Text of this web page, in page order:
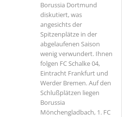
Borussia Dortmund
diskutiert, was
angesichts der
Spitzenplätze in der
abgelaufenen Saison
wenig verwundert. Ihnen
folgen FC Schalke 04,
Eintracht Frankfurt und
Werder Bremen. Auf den
Schlußplätzen liegen
Borussia
Mönchengladbach, 1. FC